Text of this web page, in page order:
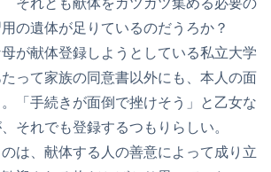
それとも献体をガツガツ集める必要の
の遺体が足りているのだうろか？
が献体登録しようとしている私立大学
って家族の同意書以外にも、本人の面
「手続きが面倒で挫けそう」と乙女な
それでも登録するつもりらしい。
は、献体する人の善意によって成り立